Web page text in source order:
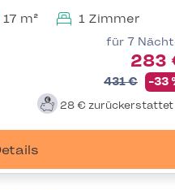
17 m² 1 Zimmer
für 7
283
431 € -33
28 € zurückerstattet